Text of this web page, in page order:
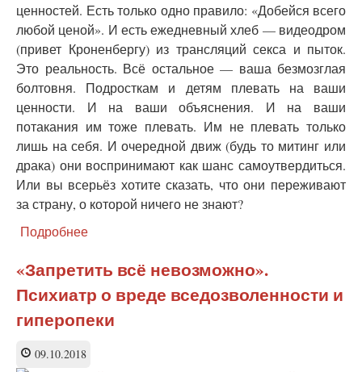
ценностей. Есть только одно правило: «Добейся всего
любой ценой». И есть ежедневный хлеб — видеодром
(привет Кроненбергу) из трансляций секса и пыток.
Это реальность. Всё остальное — ваша безмозглая
болтовня. Подросткам и детям плевать на ваши
ценности. И на ваши объяснения. И на ваши
потакания им тоже плевать. Им не плевать только
лишь на себя. И очередной движ (будь то митинг или
драка) они воспринимают как шанс самоутвердиться.
Или вы всерьёз хотите сказать, что они переживают
за страну, о которой ничего не знают?
Подробнее
повелителей
мух:
как
воспитали
«Запретить всё невозможно».
Психиатр о вреде вседозволенности и
гиперопеки
09.10.2018